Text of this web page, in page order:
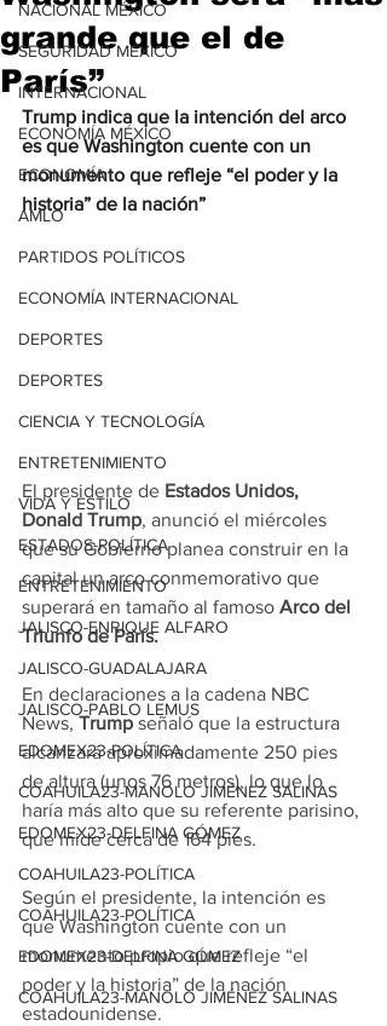
NACIONAL MÉXICO
SEGURIDAD MÉXICO
INTERNACIONAL
ECONOMÍA MÉXICO
ECONOMÍA
AMLO
PARTIDOS POLÍTICOS
ECONOMÍA INTERNACIONAL
DEPORTES
DEPORTES
CIENCIA Y TECNOLOGÍA
ENTRETENIMIENTO
VIDA Y ESTILO
ESTADOS-POLÍTICA
ENTRETENIMIENTO
JALISCO-ENRIQUE ALFARO
JALISCO-GUADALAJARA
JALISCO-PABLO LEMUS
EDOMEX23-POLÍTICA
COAHUILA23-MANOLO JIMÉNEZ SALINAS
EDOMEX23-DELFINA GÓMEZ
COAHUILA23-POLÍTICA
COAHUILA23-POLÍTICA
EDOMEX23-DELFINA GÓMEZ
COAHUILA23-MANOLO JIMÉNEZ SALINAS
grande que el de
París”
Trump indica que la intención del arco
es que Washington cuente con un
monumento que refleje “el poder y la
historia” de la nación”
El presidente de Estados Unidos,
Donald Trump, anunció el miércoles
que su Gobierno planea construir en la
capital un arco conmemorativo que
superará en tamaño al famoso Arco del
Triunfo de París.
En declaraciones a la cadena NBC
News, Trump señaló que la estructura
alcanzará aproximadamente 250 pies
de altura (unos 76 metros), lo que lo
haría más alto que su referente parisino,
que mide cerca de 164 pies.
Según el presidente, la intención es
que Washington cuente con un
monumento propio que refleje “el
poder y la historia” de la nación
estadounidense.